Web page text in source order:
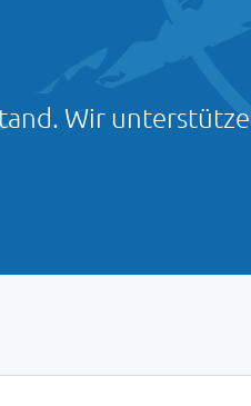
Wir